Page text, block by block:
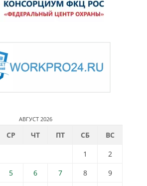
АВГУСТ 2026
СР ЧТ ПТ СБ
ВС
1
2
5 6 7 8
9